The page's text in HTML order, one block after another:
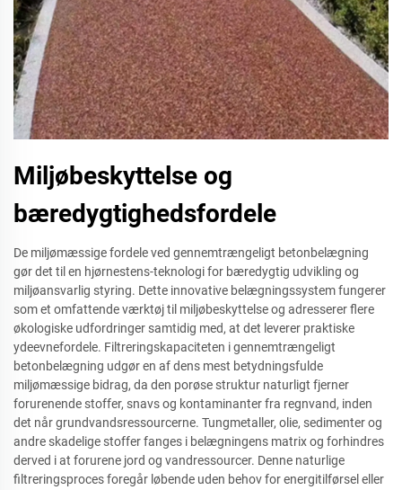
Miljøbeskyttelse og
bæredygtighedsfordele
De miljømæssige fordele ved gennemtrængeligt betonbelægning
gør det til en hjørnestens-teknologi for bæredygtig udvikling og
miljøansvarlig styring. Dette innovative belægningssystem fungerer
som et omfattende værktøj til miljøbeskyttelse og adresserer flere
økologiske udfordringer samtidig med, at det leverer praktiske
ydeevnefordele. Filtreringskapaciteten i gennemtrængeligt
betonbelægning udgør en af dens mest betydningsfulde
miljømæssige bidrag, da den porøse struktur naturligt fjerner
forurenende stoffer, snavs og kontaminanter fra regnvand, inden
det når grundvandsressourcerne. Tungmetaller, olie, sedimenter og
andre skadelige stoffer fanges i belægningens matrix og forhindres
derved i at forurene jord og vandressourcer. Denne naturlige
filtreringsproces foregår løbende uden behov for energitilførsel eller